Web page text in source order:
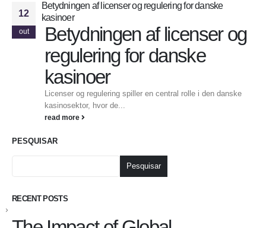
12
out
Betydningen af licenser og regulering for danske
kasinoer
Betydningen af licenser og
regulering for danske
kasinoer
Licenser og regulering spiller en central rolle i den danske
kasinosektor, hvor de...
read more
PESQUISAR
Pesquisar
RECENT POSTS